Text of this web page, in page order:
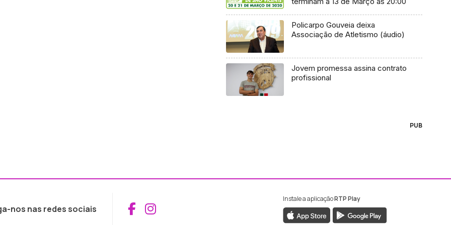
Policarpo Gouveia deixa
Associação de Atletismo (áudio)
Jovem promessa assina contrato
profissional
PUB
nos nas redes sociais Aceder ao Facebook da RTP Madeira
Aceder ao Instagram da RTP Madeira
Instale a aplicaçãoRTP Play